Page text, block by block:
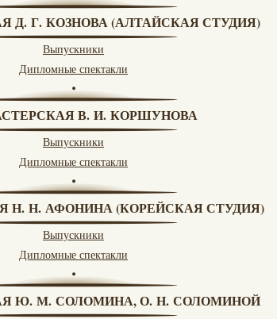
Д. Г. КОЗНОВА (АЛТАЙСКАЯ СТУДИЯ)
Выпускники
Дипломные спектакли
В. И. КОРШУНОВА
Выпускники
Дипломные спектакли
Н. Н. АФОНИНА (КОРЕЙСКАЯ СТУДИЯ)
Выпускники
Дипломные спектакли
Ю. М. СОЛОМИНА, О. Н. СОЛОМИНОЙ